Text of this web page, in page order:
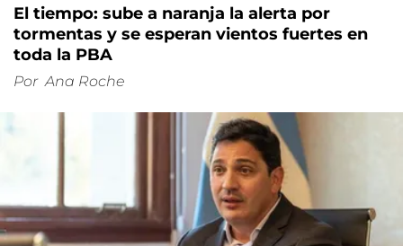
El tiempo: sube a naranja la alerta por
tormentas y se esperan vientos fuertes en
toda la PBA
Por Ana Roche